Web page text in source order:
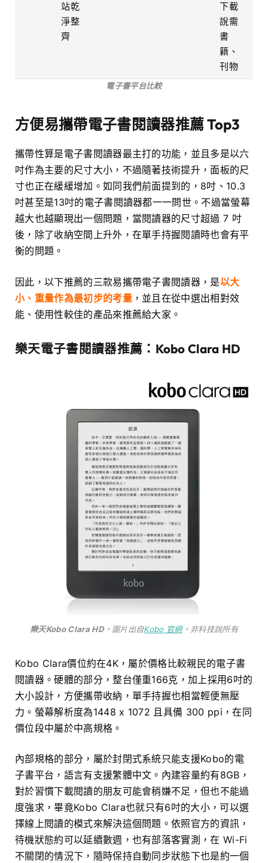
站乾
淨整
齊
下載
說需
書
籍、
刊物
電子書平台比較
方便易攜帶電子書閱讀器推薦 Top3
攜帶性算是電子書閱讀器最主打的功能，並且多是以六
吋作為主要的尺寸大小，不過隨著技術提升，面板的尺
寸也正在緩緩增加。如同我們前面提到的，8吋、10.3
吋甚至是13吋的電子書閱讀器都一一問世。不過當螢幕
越大也越顯現出一個問題，當閱讀器的尺寸超過 7 吋
後，除了收納空間上升外，在單手持握閱讀時也會有平
衡的問題。
因此，以下推薦的三款易攜帶電子書閱讀器，是以大
小、重量作為最初步的考量，並且在從中選出相對效
能、使用性較佳的產品來推薦給大家。
樂天電子書閱讀器推薦 ： Kobo Clara HD
樂天Kobo Clara HD，圖片出自Kobo 官網，非科技說所有
Kobo Clara價位約在4K，屬於價格比較親民的電子書
閱讀器。硬體的部分，整台僅重166克，加上採用6吋的
大小設計，方便攜帶收納，單手持握也相當輕便無壓
力。螢幕解析度為1448 x 1072 且具備 300 ppi，在同
價位段中屬於中高規格。
內部規格的部分，屬於封閉式系統只能支援Kobo的電
子書平台，語言有支援繁體中文。內建容量約有8GB，
對於習慣下載閱讀的朋友可能會稍嫌不足，但也不能過
度強求，畢竟Kobo Clara也就只有6吋的大小，可以選
擇線上閱讀的模式來解決這個問題。依照官方的資訊，
待機狀態約可以延續數週，也有部落客實測，在 Wi-Fi
不關閉的情況下，隨時保持自動同步狀態下也是約一個